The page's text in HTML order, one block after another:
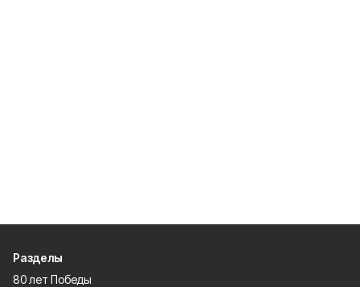
Разделы
80 лет Победы